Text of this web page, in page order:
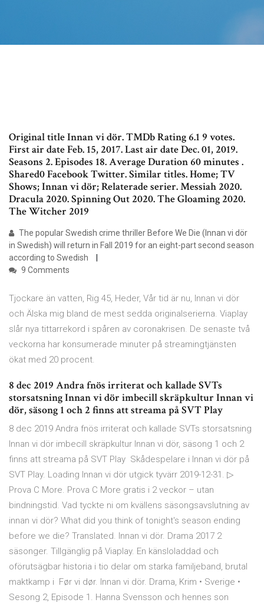
Original title Innan vi dör. TMDb Rating 6.1 9 votes.
First air date Feb. 15, 2017. Last air date Dec. 01, 2019.
Seasons 2. Episodes 18. Average Duration 60 minutes .
Shared0 Facebook Twitter. Similar titles. Home; TV
Shows; Innan vi dör; Relaterade serier. Messiah 2020.
Dracula 2020. Spinning Out 2020. The Gloaming 2020.
The Witcher 2019
The popular Swedish crime thriller Before We Die (Innan vi dör
in Swedish) will return in Fall 2019 for an eight-part second season
according to Swedish
9 Comments
Tjockare än vatten, Rig 45, Heder, Vår tid är nu, Innan vi dör
och Älska mig bland de mest sedda originalserierna. Viaplay
slår nya tittarrekord i spåren av coronakrisen. De senaste två
veckorna har konsumerade minuter på streamingtjänsten
ökat med 20 procent.
8 dec 2019 Andra fnös irriterat och kallade SVTs
storsatsning Innan vi dör imbecill skräpkultur Innan vi
dör, säsong 1 och 2 finns att streama på SVT Play
8 dec 2019 Andra fnös irriterat och kallade SVTs storsatsning
Innan vi dör imbecill skräpkultur Innan vi dör, säsong 1 och 2
finns att streama på SVT Play Skådespelare i Innan vi dör på
SVT Play. Loading Innan vi dör utgick tyvärr 2019-12-31. ▷
Prova C More. Prova C More gratis i 2 veckor – utan
bindningstid. Vad tyckte ni om kvällens säsongsavslutning av
innan vi dör? What did you think of tonight's season ending
before we die? Translated. Innan vi dör. Drama 2017 2
säsonger. Tillgänglig på Viaplay. En känsloladdad och
oförutsägbar historia i tio delar om starka familjeband, brutal
maktkamp i Før vi dør. Innan vi dör. Drama, Krim • Sverige •
Sesong 2, Episode 1. Hanna Svensson och hennes son